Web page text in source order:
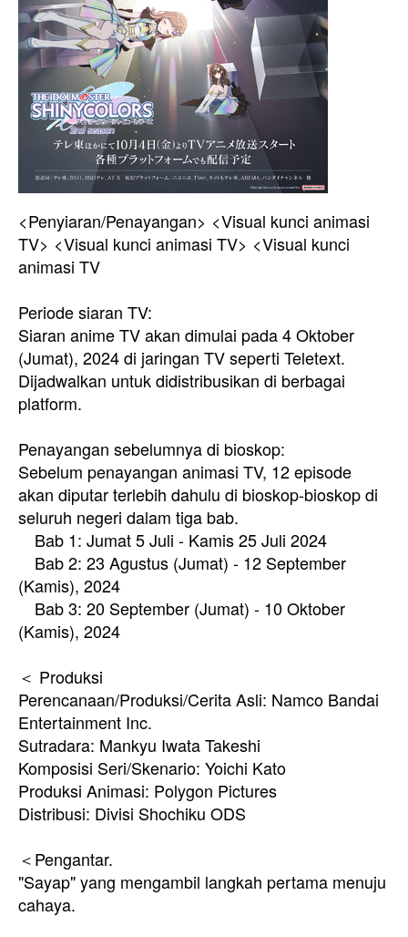
<Penyiaran/Penayangan> <Visual kunci animasi
TV> <Visual kunci animasi TV> <Visual kunci
animasi TV
Periode siaran TV:
Siaran anime TV akan dimulai pada 4 Oktober
(Jumat), 2024 di jaringan TV seperti Teletext.
Dijadwalkan untuk didistribusikan di berbagai
platform.
Penayangan sebelumnya di bioskop:
Sebelum penayangan animasi TV, 12 episode
akan diputar terlebih dahulu di bioskop-bioskop di
seluruh negeri dalam tiga bab.
Bab 1: Jumat 5 Juli - Kamis 25 Juli 2024
Bab 2: 23 Agustus (Jumat) - 12 September
(Kamis), 2024
Bab 3: 20 September (Jumat) - 10 Oktober
(Kamis), 2024
＜ Produksi
Perencanaan/Produksi/Cerita Asli: Namco Bandai
Entertainment Inc.
Sutradara: Mankyu Iwata Takeshi
Komposisi Seri/Skenario: Yoichi Kato
Produksi Animasi: Polygon Pictures
Distribusi: Divisi Shochiku ODS
＜Pengantar.
"Sayap" yang mengambil langkah pertama menuju
cahaya.